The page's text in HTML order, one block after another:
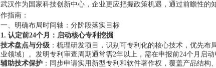
武汉作为国家科技创新中心，企业更应把握政策机遇，通过前瞻性
作指南：
一、明确布局时间轴：分阶段落实目标
1. 认定前24个月：启动核心专利挖掘
技术盘点与分级 ：梳理研发项目，识别可专利化的核心技术，优先
业领域）。发明专利审查周期通常需2年以上，需在申报前24个月启动
辅助技术保护 ：同步申请实用新型专利和软件著作权，覆盖产品结构